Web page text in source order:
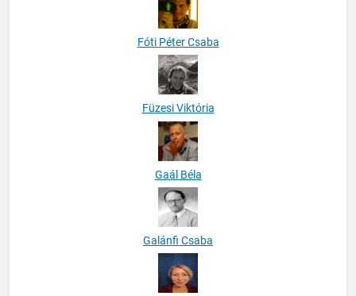
Fóti Péter Csaba
Füzesi Viktória
Gaál Béla
Galánfi Csaba